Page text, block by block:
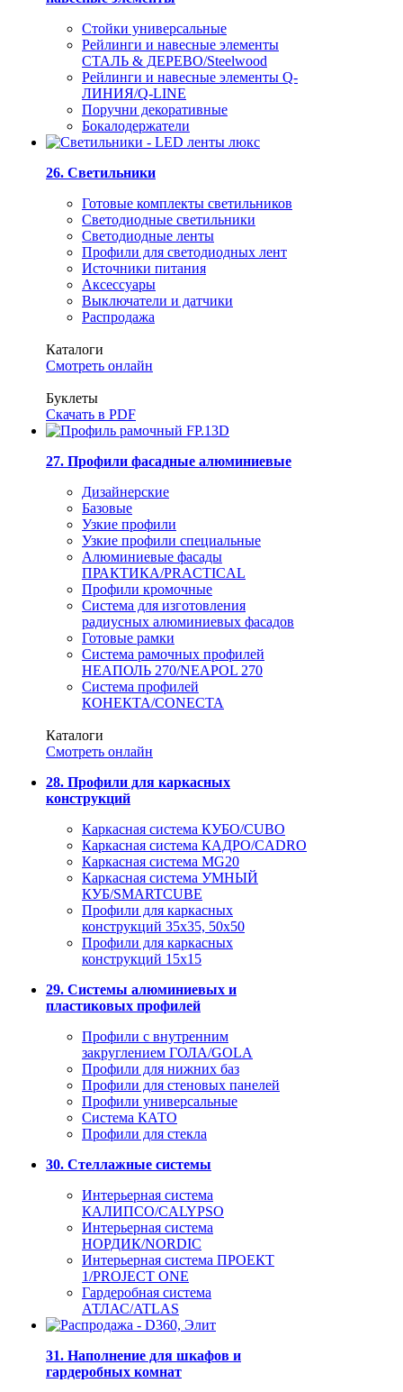
Стойки универсальные
Рейлинги и навесные элементы
СТАЛЬ & ДЕРЕВО/Steelwood
Рейлинги и навесные элементы Q-
ЛИНИЯ/Q-LINE
Поручни декоративные
Бокалодержатели
26. Светильники
Готовые комплекты светильников
Светодиодные светильники
Светодиодные ленты
Профили для светодиодных лент
Источники питания
Аксессуары
Выключатели и датчики
Распродажа
Каталоги
Смотреть онлайн
Буклеты
Скачать в PDF
27. Профили фасадные алюминиевые
Дизайнерские
Базовые
Узкие профили
Узкие профили специальные
Алюминиевые фасады
ПРАКТИКА/PRACTICAL
Профили кромочные
Система для изготовления
радиусных алюминиевых фасадов
Готовые рамки
Система рамочных профилей
НЕАПОЛЬ 270/NEAPOL 270
Система профилей
КОНЕКТА/CONECTA
Каталоги
Смотреть онлайн
28. Профили для каркасных
конструкций
Каркасная система КУБО/CUBO
Каркасная система КАДРО/CADRO
Каркасная система MG20
Каркасная система УМНЫЙ
КУБ/SMARTCUBE
Профили для каркасных
конструкций 35x35, 50x50
Профили для каркасных
конструкций 15х15
29. Системы алюминиевых и
пластиковых профилей
Профили с внутренним
закруглением ГОЛА/GOLA
Профили для нижних баз
Профили для стеновых панелей
Профили универсальные
Система КАТО
Профили для стекла
30. Стеллажные системы
Интерьерная система
КАЛИПСО/CALYPSO
Интерьерная система
НОРДИК/NORDIC
Интерьерная система ПРОЕКТ
1/PROJECT ONE
Гардеробная система
АТЛАС/ATLAS
31. Наполнение для шкафов и
гардеробных комнат